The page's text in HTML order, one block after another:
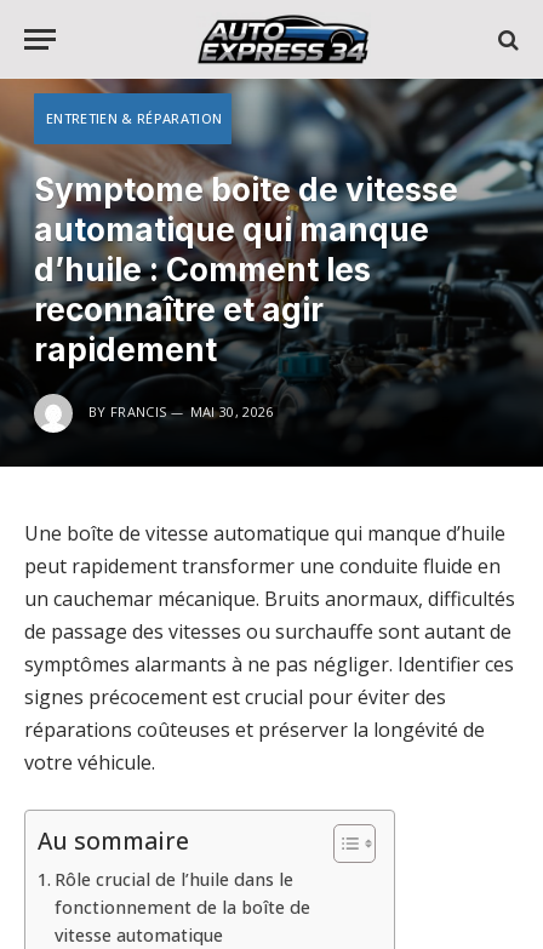
ENTRETIEN & RÉPARATION
Symptome boite de vitesse
automatique qui manque
d’huile : Comment les
reconnaître et agir
rapidement
BY FRANCIS MAI 30, 2026
Une boîte de vitesse automatique qui manque d’huile
peut rapidement transformer une conduite fluide en
un cauchemar mécanique. Bruits anormaux, difficultés
de passage des vitesses ou surchauffe sont autant de
symptômes alarmants à ne pas négliger. Identifier ces
signes précocement est crucial pour éviter des
réparations coûteuses et préserver la longévité de
votre véhicule.
Au sommaire
Rôle crucial de l’huile dans le
fonctionnement de la boîte de
vitesse automatique